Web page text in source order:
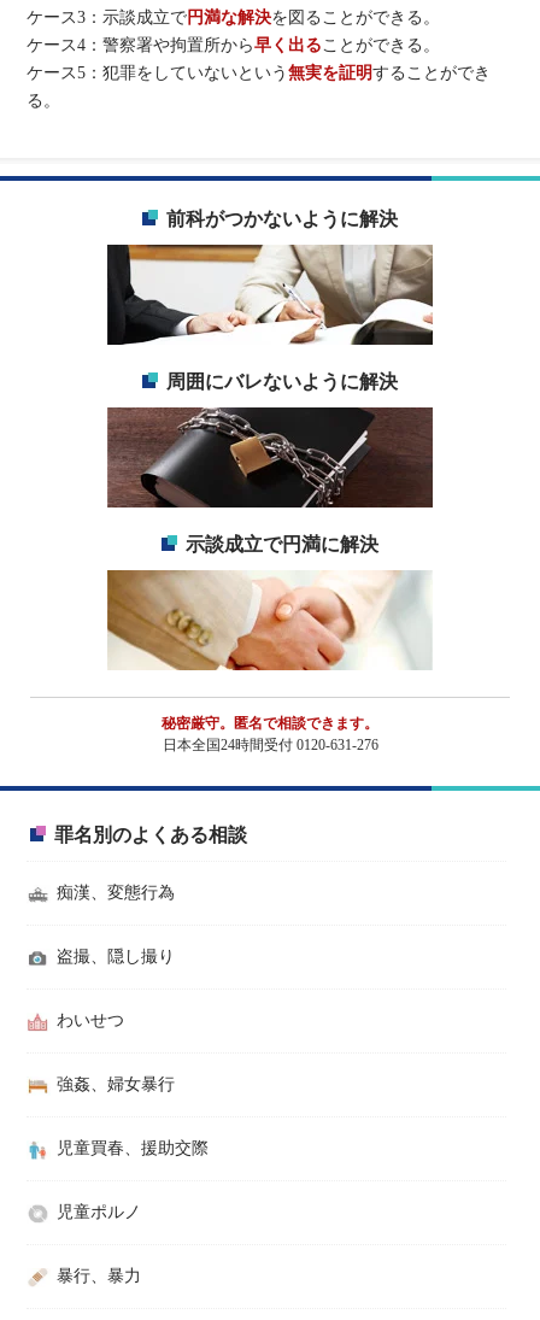
前科がつかないように解決
周囲にバレないように解決
示談成立で円満に解決
秘密厳守。匿名で相談できます。
日本全国24時間受付 0120-631-276
罪名別のよくある相談
痴漢、変態行為
盗撮、隠し撮り
わいせつ
強姦、婦女暴行
児童買春、援助交際
児童ポルノ
暴行、暴力
ケース3：示談成立で円満な解決を図ることができる。
ケース4：警察署や拘置所から早く出ることができる。
ケース5：犯罪をしていないという無実を証明することができ
る。